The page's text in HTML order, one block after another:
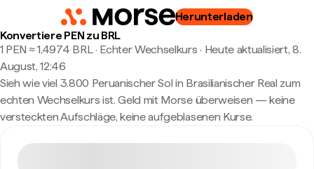
Herunterladen
Konvertiere PEN zu BRL
1 PEN ≈ 1,4974 BRL · Echter Wechselkurs · Heute aktualisiert, 8.
August, 12:46
Sieh wie viel 3.800 Peruanischer Sol in Brasilianischer Real zum
echten Wechselkurs ist. Geld mit Morse überweisen — keine
versteckten Aufschläge, keine aufgeblasenen Kurse.